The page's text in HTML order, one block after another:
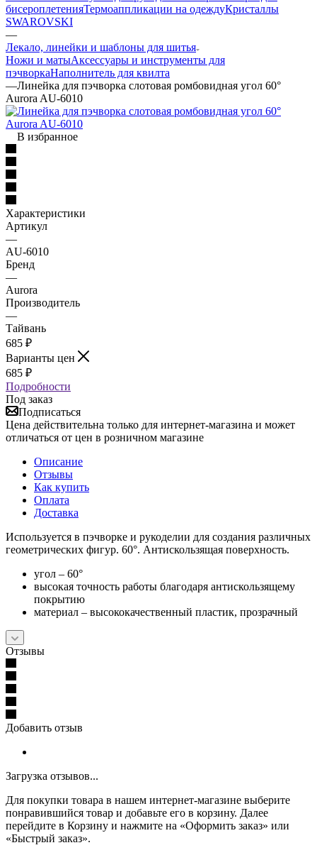
бисероплетенияТермоаппликации на одеждуКристаллы
SWAROVSKI
—
Лекало, линейки и шаблоны для шитья
Ножи и матыАксессуары и инструменты для
пэчворкаНаполнитель для квилта
—Линейка для пэчворка слотовая ромбовидная угол 60°
Aurora AU-6010
В избранное
Характеристики
Артикул
—
AU-6010
Бренд
—
Aurora
Производитель
—
Тайвань
685 ₽
Варианты цен
685 ₽
Подробности
Под заказ
Подписаться
Цена действительна только для интернет-магазина и может
отличаться от цен в розничном магазине
Описание
Отзывы
Как купить
Оплата
Доставка
Используется в пэчворке и рукоделии для создания различных
геометрических фигур. 60°. Антискользящая поверхность.
угол – 60°
высокая точность работы благодаря антискользящему
покрытию
материал – высококачественный пластик, прозрачный
Отзывы
Добавить отзыв
Загрузка отзывов...
Для покупки товара в нашем интернет-магазине выберите
понравившийся товар и добавьте его в корзину. Далее
перейдите в Корзину и нажмите на «Оформить заказ» или
«Быстрый заказ».